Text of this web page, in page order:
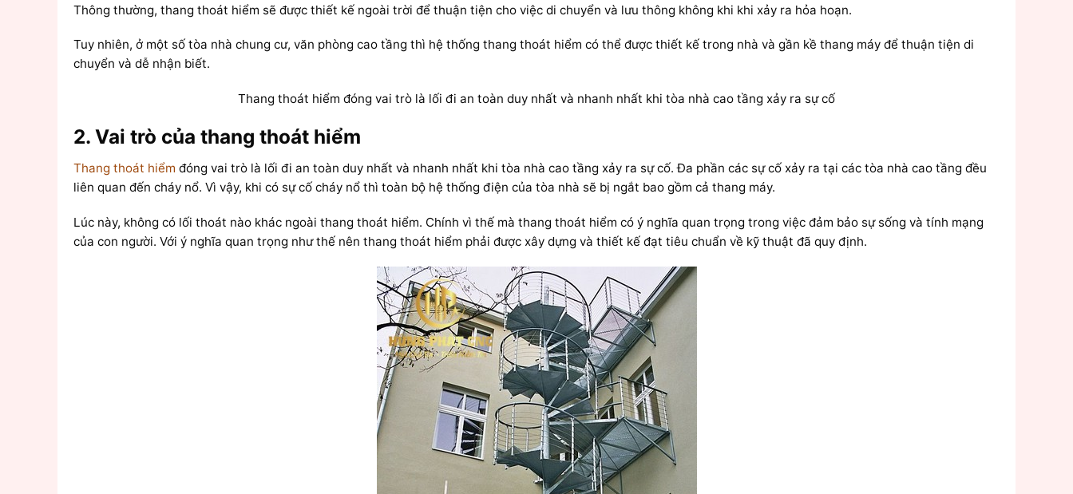
Thông thường, thang thoát hiểm sẽ được thiết kế ngoài trời để thuận tiện cho việc di chuyển và lưu thông không khi khi xảy ra hỏa hoạn.
Tuy nhiên, ở một số tòa nhà chung cư, văn phòng cao tầng thì hệ thống thang thoát hiểm có thể được thiết kế trong nhà và gần kề thang máy để thuận tiện di
chuyển và dễ nhận biết.
Thang thoát hiểm đóng vai trò là lối đi an toàn duy nhất và nhanh nhất khi tòa nhà cao tầng xảy ra sự cố
2. Vai trò của thang thoát hiểm
Thang thoát hiểm đóng vai trò là lối đi an toàn duy nhất và nhanh nhất khi tòa nhà cao tầng xảy ra sự cố. Đa phần các sự cố xảy ra tại các tòa nhà cao tầng đều
liên quan đến cháy nổ. Vì vậy, khi có sự cố cháy nổ thì toàn bộ hệ thống điện của tòa nhà sẽ bị ngắt bao gồm cả thang máy.
Lúc này, không có lối thoát nào khác ngoài thang thoát hiểm. Chính vì thế mà thang thoát hiểm có ý nghĩa quan trọng trong việc đảm bảo sự sống và tính mạng
của con người. Với ý nghĩa quan trọng như thế nên thang thoát hiểm phải được xây dựng và thiết kế đạt tiêu chuẩn về kỹ thuật đã quy định.